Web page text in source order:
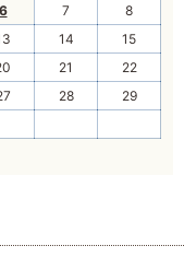
6 7
8
14
15
21
22
28
29